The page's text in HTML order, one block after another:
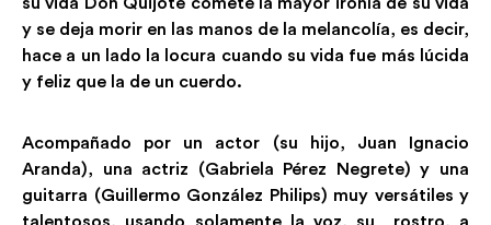
y se deja morir en las manos de la melancolía, es decir,
hace a un lado la locura cuando su vida fue más lúcida
y feliz que la de un cuerdo.
Acompañado por un actor (su hijo, Juan Ignacio
Aranda), una actriz (Gabriela Pérez Negrete) y una
guitarra (Guillermo González Philips) muy versátiles y